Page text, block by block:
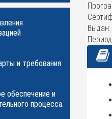
и требования
обеспечение и
процесса.
Выдан: